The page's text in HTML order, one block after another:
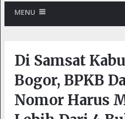
MENU
Di Samsat
Bogor, BPKB
Nomor Harus